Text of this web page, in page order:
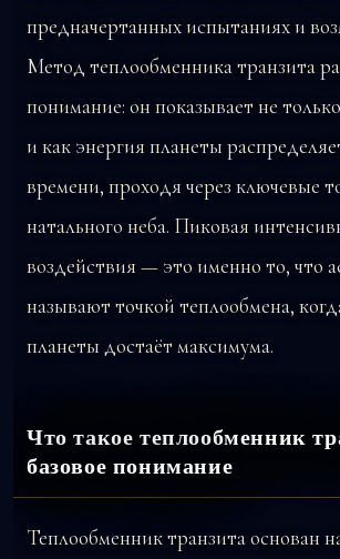
предначертанных испытаниях и
Метод теплообменника транзита
понимание: он показывает не
и как энергия планеты
времени, проходя через ключевые
натального неба. Пиковая
воздействия — это именно то, что
называют точкой теплообмена,
планеты достаёт максимума.
Что такое теплообменник
базовое понимание
Теплообменник транзита основан